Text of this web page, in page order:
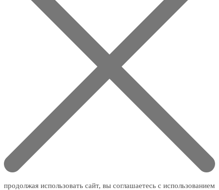
продолжая использовать сайт, вы соглашаетесь с использованием